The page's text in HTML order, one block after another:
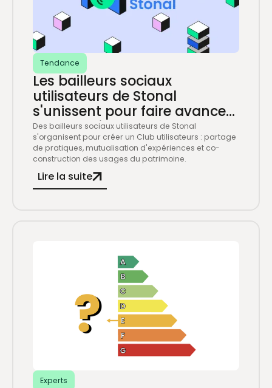
Tendance
Les bailleurs sociaux
utilisateurs de Stonal
s'unissent pour faire avancer
leurs pratiques communes
Des bailleurs sociaux utilisateurs de Stonal
s'organisent pour créer un Club utilisateurs : partage
de pratiques, mutualisation d'expériences et co-
construction des usages du patrimoine.
Lire la suite
Experts